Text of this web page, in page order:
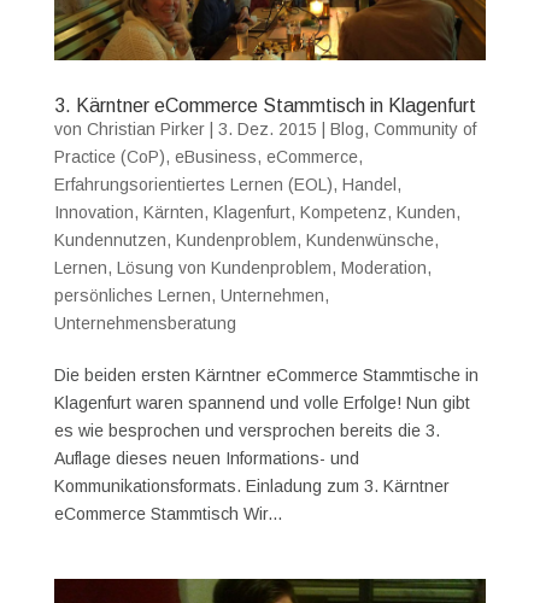
3. Kärntner eCommerce Stammtisch in Klagenfurt
von Christian Pirker| 3. Dez. 2015 Blog, Community of
Practice (CoP), eBusiness, eCommerce,
Erfahrungsorientiertes Lernen (EOL), Handel ,
Innovation, Kärnten, Klagenfurt, Kompetenz, Kunden,
Kundennutzen, Kundenproblem, Kundenwünsche,
Lernen, Lösung von Kundenproblem, Moderation,
persönliches Lernen, Unternehmen,
Unternehmensberatung
Die beiden ersten Kärntner eCommerce Stammtische in
Klagenfurt waren spannend und volle Erfolge! Nun gibt
es wie besprochen und versprochen bereits die 3.
Auflage dieses neuen Informations- und
Kommunikationsformats. Einladung zum 3. Kärntner
eCommerce Stammtisch Wir...